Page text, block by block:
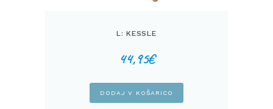
L: KESSLE
44,95€
DODAJ V KOŠARICO